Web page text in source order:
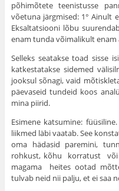
põhimõtete teenistusse
võetuna järgmised: 1° Ainult
Eksaltatsiooni lõbu
enam tunda võimalikult enam
Selleks seatakse toad sisse
katkestatakse sidemed
jooksul sõnagi, vaid
päevaseid tundeid koos
mina piirid.
Esimene katsumine:
liikmed läbi vaatab. See
oma hädasid paremini,
rohkust, kõhu korratust
magama heites ootad
tulvab neid nii palju, et ei saa